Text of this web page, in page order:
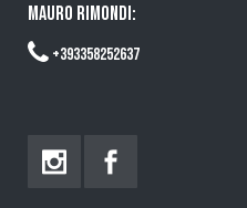
MAURO RIMONDI:
+393358252637